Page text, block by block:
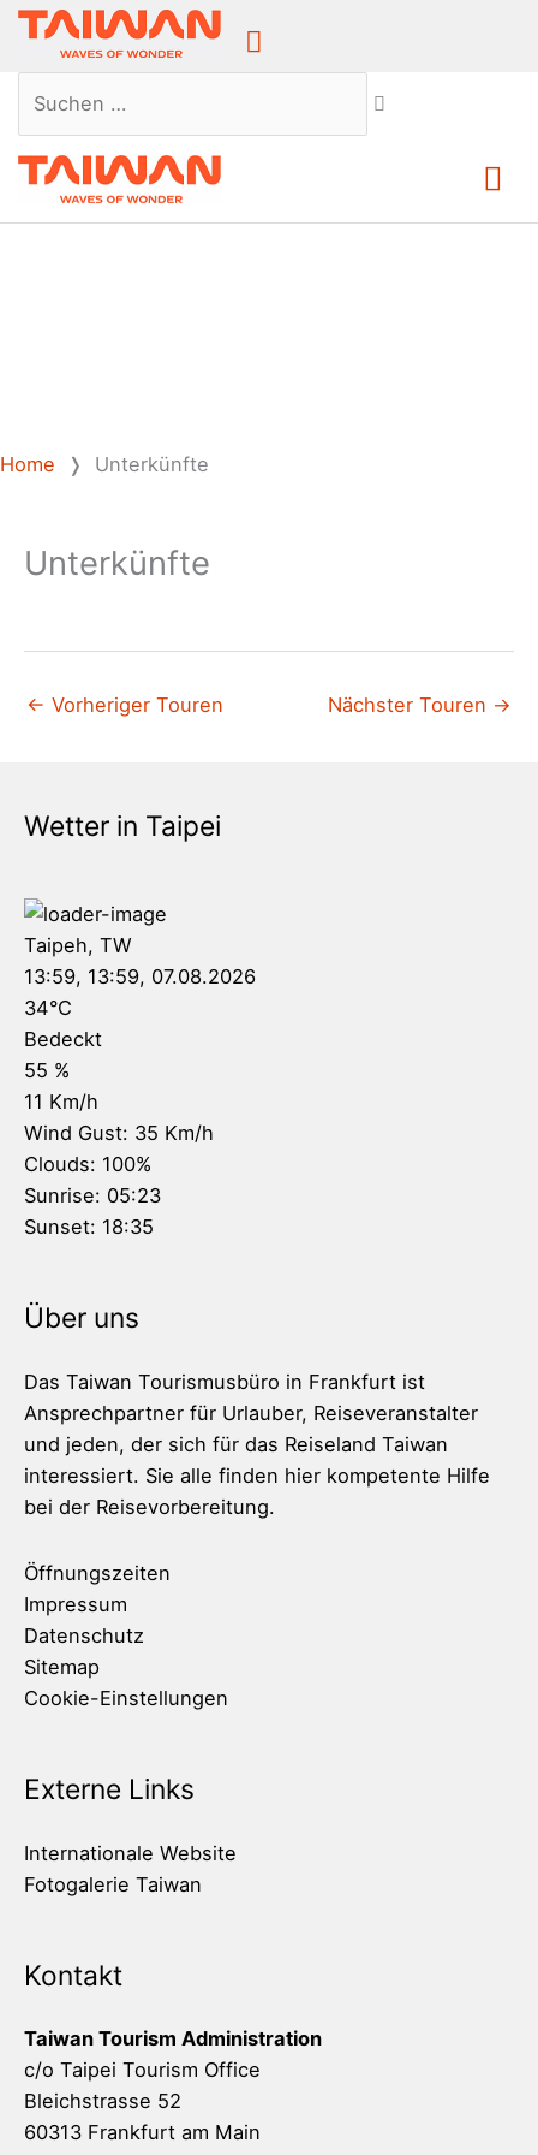
Above
Suchen …
Home ❭ Unterkünfte
Unterkünfte
← Vorheriger Touren Nächster Touren →
Wetter in Taipei
Taipeh, TW
13:59, 13:59, 07.08.2026
34°C
Bedeckt
55 %
11 Km/h
Wind Gust: 35 Km/h
Clouds: 100%
Sunrise: 05:23
Sunset: 18:35
Über uns
Das Taiwan Tourismusbüro in Frankfurt ist
Ansprechpartner für Urlauber, Reiseveranstalter
und jeden, der sich für das Reiseland Taiwan
interessiert. Sie alle finden hier kompetente Hilfe
bei der Reisevorbereitung.
Öffnungszeiten
Impressum
Datenschutz
Sitemap
Cookie-Einstellungen
Externe Links
Internationale Website
Fotogalerie Taiwan
Kontakt
Taiwan Tourism Administration
c/o Taipei Tourism Office
Bleichstrasse 52
60313 Frankfurt am Main